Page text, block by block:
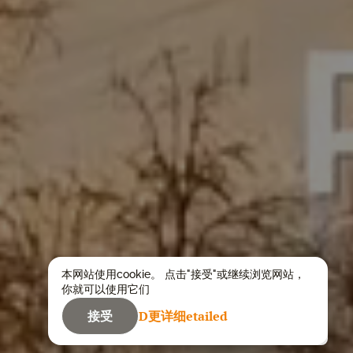
关于该地区的投资
本网站使用cookie。 点击"接受"或继续浏览网站，
你就可以使用它们
接受 D更详细etailed